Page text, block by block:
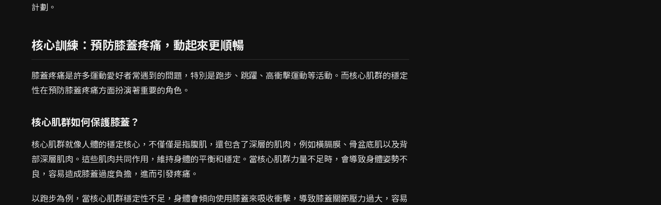
計劃。
核心訓練：預防膝蓋疼痛，動起來更順暢
膝蓋疼痛是許多運動愛好者常遇到的問題，特別是跑步、跳躍、高衝擊運動等活動。而核心肌群的穩定
性在預防膝蓋疼痛方面扮演著重要的角色。
核心肌群如何保護膝蓋？
核心肌群就像人體的穩定核心，不僅僅是指腹肌，還包含了深層的肌肉，例如橫膈膜、骨盆底肌以及背
部深層肌肉。這些肌肉共同作用，維持身體的平衡和穩定。當核心肌群力量不足時，會導致身體姿勢不
良，容易造成膝蓋過度負擔，進而引發疼痛。
以跑步為例，當核心肌群穩定性不足，身體會傾向使用膝蓋來吸收衝擊，導致膝蓋關節壓力過大，容易